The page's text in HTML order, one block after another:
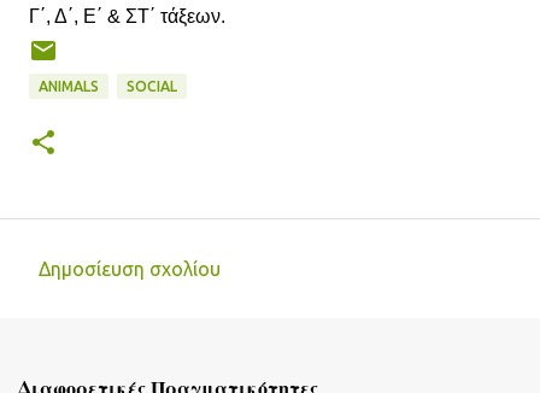
Γ΄, Δ΄, Ε΄ & ΣΤ΄ τάξεων.
ANIMALS SOCIAL
Δημοσίευση σχολίου
Διαφορετικές Πραγματικότητες